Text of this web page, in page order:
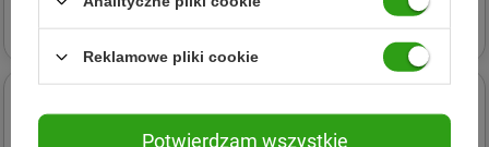
Reklamowe pliki cookie
Potwierdzam wszystkie